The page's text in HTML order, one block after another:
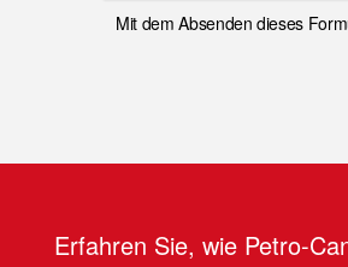
Mit dem Absenden dieses
Erfahren Sie, wie Petro-